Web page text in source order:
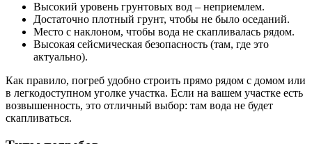
Высокий уровень грунтовых вод – неприемлем.
Достаточно плотный грунт, чтобы не было оседаний.
Место с наклоном, чтобы вода не скапливалась рядом.
Высокая сейсмическая безопасность (там, где это
актуально).
Как правило, погреб удобно строить прямо рядом с домом или
в легкодоступном уголке участка. Если на вашем участке есть
возвышенность, это отличный выбор: там вода не будет
скапливаться.